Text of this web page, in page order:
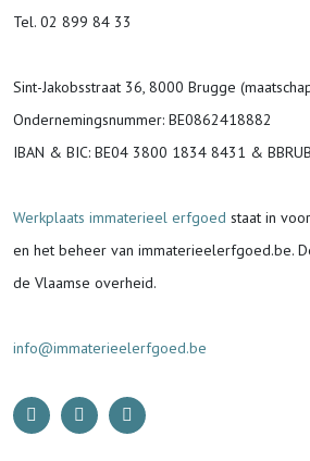
Tel. 02 899 84 33
Sint-Jakobsstraat 36, 8000 Brugge
Ondernemingsnummer: BE0862418882
IBAN & BIC: BE04 3800 1834 8431 &
Werkplaats immaterieel erfgoed staat in
en het beheer van immaterieelerfgoed.be.
de Vlaamse overheid.
info@immaterieelerfgoed.be